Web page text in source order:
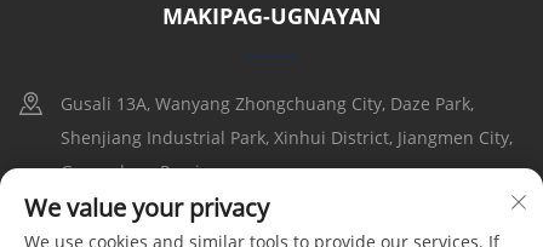
MAKIPAG-UGNAYAN
Gusali 13A, Wanyang Zhongchuang City, Daze Park,
Shenjiang Industrial Park, Xinhui District, Jiangmen City,
Guangdong Provice
+86-17316086390
We value your privacy
We use cookies and similar tools to provide our services. If